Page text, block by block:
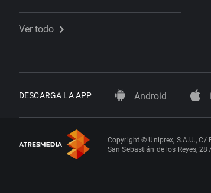
Ver todo
DESCARGA LA APP Android
Copyright © Uniprex, S.A.U., C/
San Sebastián de los Reyes,